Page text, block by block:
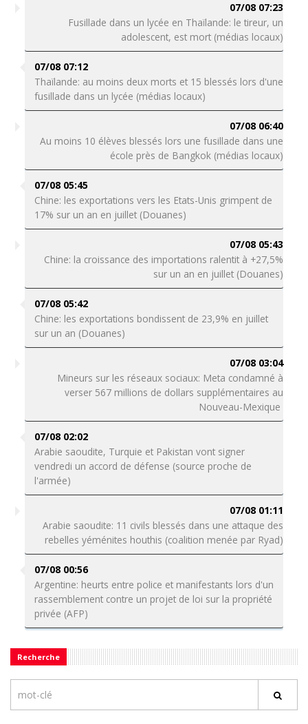
07/08 07:23
Fusillade dans un lycée en Thaïlande: le tireur, un
adolescent, est mort (médias locaux)
07/08 07:12
Thaïlande: au moins deux morts et 15 blessés lors d'une
fusillade dans un lycée (médias locaux)
07/08 06:40
Au moins 10 élèves blessés lors une fusillade dans une
école près de Bangkok (médias locaux)
07/08 05:45
Chine: les exportations vers les Etats-Unis grimpent de
17% sur un an en juillet (Douanes)
07/08 05:43
Chine: la croissance des importations ralentit à +27,5%
sur un an en juillet (Douanes)
07/08 05:42
Chine: les exportations bondissent de 23,9% en juillet
sur un an (Douanes)
07/08 03:04
Mineurs sur les réseaux sociaux: Meta condamné à
verser 567 millions de dollars supplémentaires au
Nouveau-Mexique
07/08 02:02
Arabie saoudite, Turquie et Pakistan vont signer
vendredi un accord de défense (source proche de
l'armée)
07/08 01:11
Arabie saoudite: 11 civils blessés dans une attaque des
rebelles yéménites houthis (coalition menée par Ryad)
07/08 00:56
Argentine: heurts entre police et manifestants lors d'un
rassemblement contre un projet de loi sur la propriété
privée (AFP)
Recherche